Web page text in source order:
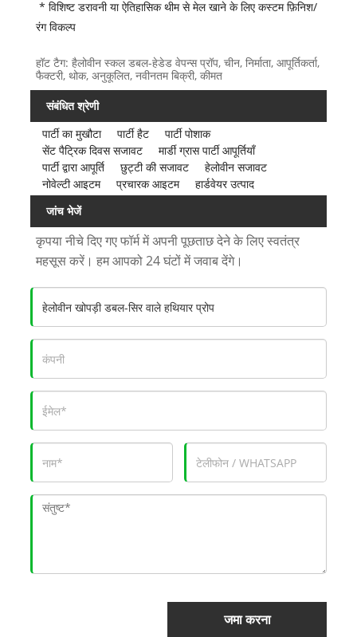
* विशिष्ट डरावनी या ऐतिहासिक थीम से मेल खाने के लिए कस्टम फ़िनिश/
रंग विकल्प
हॉट टैग: हैलोवीन स्कल डबल-हेडेड वेपन्स प्रॉप, चीन, निर्माता, आपूर्तिकर्ता,
फैक्टरी, थोक, अनुकूलित, नवीनतम बिक्री, कीमत
संबंधित श्रेणी
पार्टी का मुखौटा
पार्टी हैट
पार्टी पोशाक
सेंट पैट्रिक दिवस सजावट
मार्डी ग्रास पार्टी आपूर्तियाँ
पार्टी द्वारा आपूर्ति
छुट्टी की सजावट
हेलोवीन सजावट
नोवेल्टी आइटम
प्रचारक आइटम
हार्डवेयर उत्पाद
जांच भेजें
कृपया नीचे दिए गए फॉर्म में अपनी पूछताछ देने के लिए स्वतंत्र
महसूस करें। हम आपको 24 घंटों में जवाब देंगे।
जमा करना